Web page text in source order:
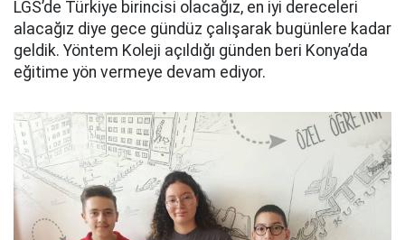
LGS’de Türkiye birincisi olacağız, en iyi dereceleri
alacağız diye gece gündüz çalışarak bugünlere kadar
geldik. Yöntem Koleji açıldığı günden beri Konya’da
eğitime yön vermeye devam ediyor.